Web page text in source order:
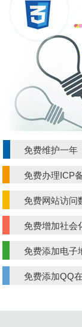
免费维护一年
免费办理ICP
免费网站访问
免费增加社会
免费添加电子
免费添加QQ